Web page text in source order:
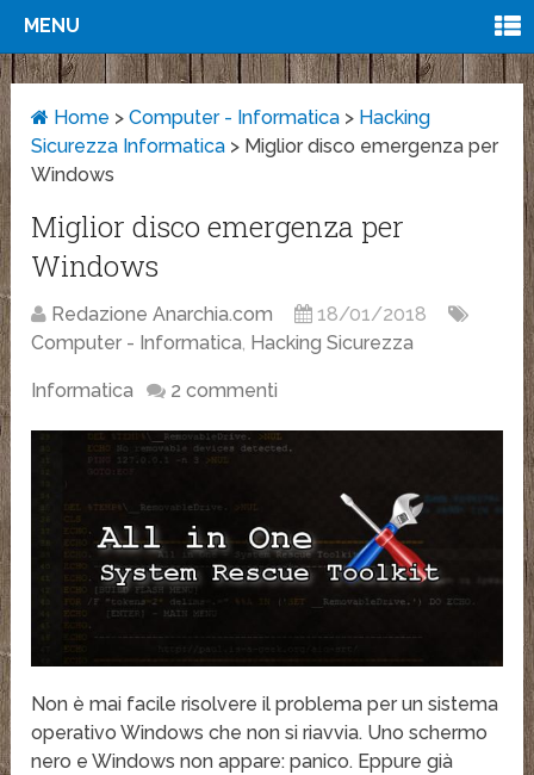
MENU
Home >Computer - Informatica > Hacking
Sicurezza Informatica > Miglior disco emergenza per
Windows
Miglior disco emergenza per
Windows
Redazione Anarchia.com
18/01/2018
Computer - Informatica, Hacking Sicurezza
Informatica 2 commenti
Non è mai facile risolvere il problema per un sistema
operativo Windows che non si riavvia. Uno schermo
nero e Windows non appare: panico. Eppure già